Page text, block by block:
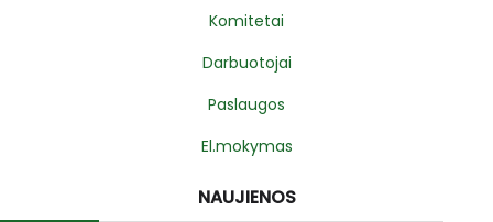
Komitetai
Darbuotojai
Paslaugos
El.mokymas
NAUJIENOS